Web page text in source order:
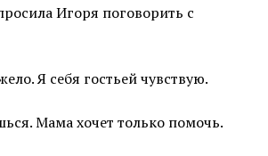
Игоря поговорить с
Я себя гостьей чувствую.
Мама хочет только помочь.